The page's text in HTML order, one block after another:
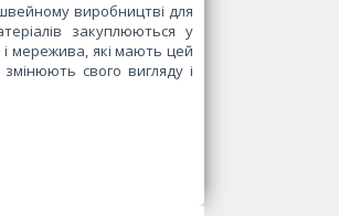
виробництві для
закуплюються у
і мережива, які мають цей
свого вигляду і